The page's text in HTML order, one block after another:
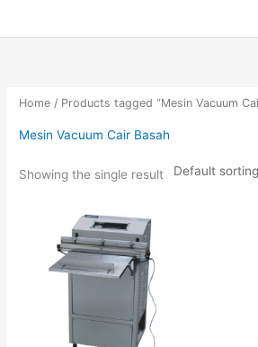
Home / Products tagged “Mesin Vacuum
Mesin Vacuum Cair Basah
Showing the single result